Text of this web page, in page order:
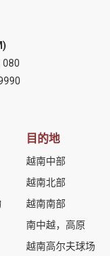
080
目的地
越南中部
越南北部
越南南部
南中越，高原
越南高尔夫球场